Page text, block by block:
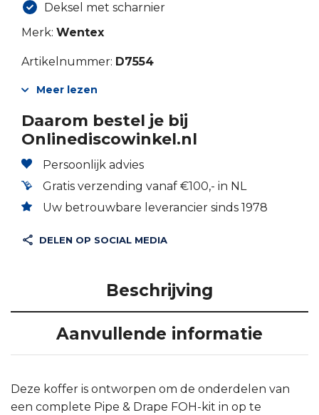
Deksel met scharnier
Merk: Wentex
Artikelnummer: D7554
Meer lezen
Daarom bestel je bij
Onlinediscowinkel.nl
Persoonlijk advies
Gratis verzending vanaf €100,- in NL
Uw betrouwbare leverancier sinds 1978
DELEN OP SOCIAL MEDIA
Beschrijving
Aanvullende informatie
Deze koffer is ontworpen om de onderdelen van
een complete Pipe & Drape FOH-kit in op te